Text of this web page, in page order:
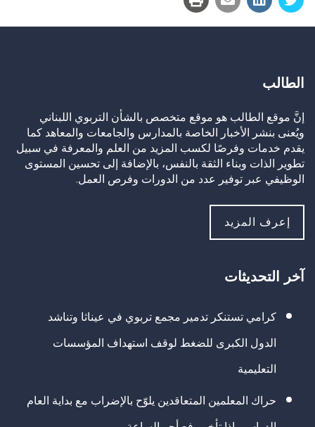
الطالب
إنَّ موقع الطالب هو موقع متخصص بالشأن التربوي اللبناني
ويُعنى بنشر الأخبار الخاصة بالمدارس والجامعات والمعاهد كما
يقدم خدمات وفرصًا لكسب المزيد من العلم والمعرفة في سبيل
تطوير الذات وبناء الثقة بالنفس، بالإضافة إلى تحسين المستوى
الوظيفي عبر توفير عدد من الدورات وفرص العمل.
إعرف المزيد
آخر التحديثات
كرامي تستنكر تدمير مجمع تربوي في عيناثا وتناشد
الدول الكبرى للضغط لوقف استهداف المؤسسات
التعليمية
حراك المعلمين المتعاقدين يلوّح بالإضراب مع بداية العام